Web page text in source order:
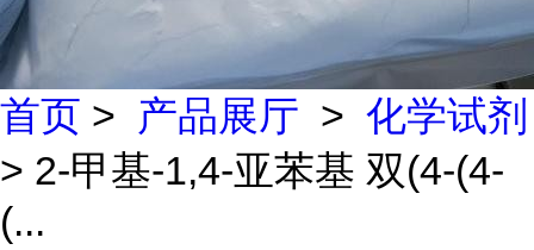
首页 > 产品展厅 > 化学试剂
> 2-甲基-1,4-亚苯基 双(4-(4-
(...